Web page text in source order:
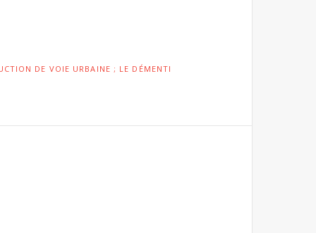
DE VOIE URBAINE ; LE DÉMENTI